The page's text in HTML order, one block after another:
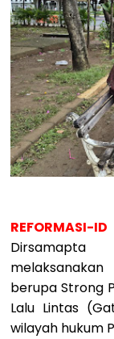
berupa Strong
Lalu Lintas
wilayah hukum